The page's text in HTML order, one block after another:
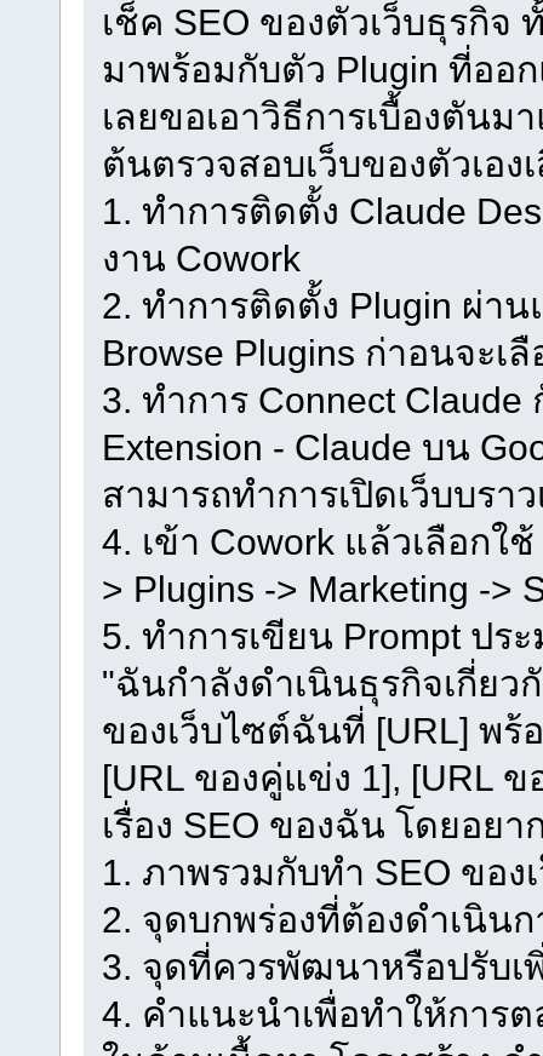
เช็ค SEO ของตัวเว็บธุรกิจ
มาพร้อมกับตัว Plugin ที่ออ
เลยขอเอาวิธีการเบื้องตัน
ต้นตรวจสอบเว็บของตัวเอ
1. ทำการติดตั้ง Claude
งาน Cowork
2. ทำการติดตั้ง Plugin ผ่า
Browse Plugins ก่าอนจะเ
3. ทำการ Connect
Extension - Claude บน
สามารถทำการเปิดเว็บบรา
4. เข้า Cowork แล้วเลือกใ
> Plugins -> Marketing ->
5. ทำการเขียน Prompt ปร
"ฉันกำลังดำเนินธุรกิจเกี่ยว
ของเว็บไซต์ฉันที่ [URL] พร้
[URL ของคู่แข่ง 1], [URL
เรื่อง SEO ของฉัน โดยอย
1. ภาพรวมกับทำ SEO ของ
2. จุดบกพร่องที่ต้องดำเนิน
3. จุดที่ควรพัฒนาหรือปรับเ
4. คำแนะนำเพื่อทำให้การ